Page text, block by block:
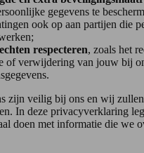
gegevens te
ook op aan partijen die
respecteren, zoals het
of verwijdering van jouw bij
zijn veilig bij ons en wij
In deze privacyverklaring
doen met informatie die we